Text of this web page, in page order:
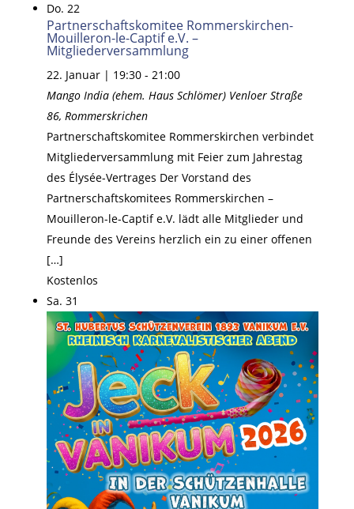
Do. 22
Partnerschaftskomitee Rommerskirchen-
Mouilleron-le-Captif e.V. –
Mitgliederversammlung
22. Januar | 19:30- 21:00
Mango India (ehem. Haus Schlömer) Venloer Straße
86, Rommerskrichen
Partnerschaftskomitee Rommerskirchen verbindet
Mitgliederversammlung mit Feier zum Jahrestag
des Élysée-Vertrages Der Vorstand des
Partnerschaftskomitees Rommerskirchen –
Mouilleron-le-Captif e.V. lädt alle Mitglieder und
Freunde des Vereins herzlich ein zu einer offenen
[…]
Kostenlos
Sa. 31